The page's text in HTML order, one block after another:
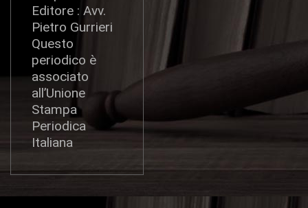
Editore : Avv.
Pietro Gurrieri
Questo
periodico è
associato
all’Unione
Stampa
Periodica
Italiana